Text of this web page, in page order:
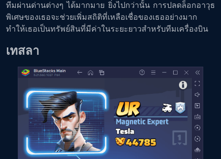
ทีมผ่านด่านต่างๆ ได้มากมาย ยิ่งไปกว่านั้น การปลดล็อกอาวุธ
พิเศษของเธอจะช่วยเพิ่มสถิติที่เหลือเชื่อของเธออย่างมาก
ทำให้เธอเป็นทรัพย์สินที่มีค่าในระยะยาวสำหรับทีมเครื่องบิน
เทสลา